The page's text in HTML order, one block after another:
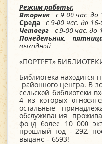
Режим работы:
Вторникс 9-00 час. до
Среда с 9-00 час. до 16-
Четверг с 9-00 час. до
Понедельник,
выходной
«ПОРТРЕТ»
Библиотека находится
районного центра. В
сельской библиотеки
4 из которых
остальные
обслуживания
фонд более 10 000
прошлый год - 292,
выдано – 6593!